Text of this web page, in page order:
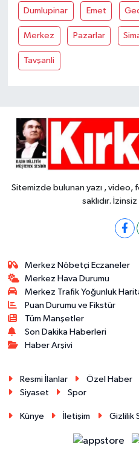
Dumlupinar Emet
Merkez Pazarlar
Tavşanli
Sitemizde bulunan yazı , video,
saklıdır.
Merkez Nöbetçi Eczaneler
Merkez Hava Durumu
Merkez Trafik Yoğunluk
Puan Durumu ve Fikstür
Tüm Manşetler
Son Dakika Haberleri
Haber Arşivi
Resmi İlanlar Özel Haber
Siyaset
Spor
Künye İletişim Gizlilik